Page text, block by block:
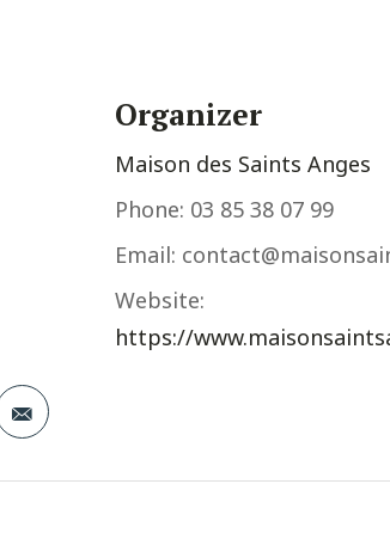
Organizer
Maison des Saints Anges
Phone: 03 85 38 07 99
Email:
Website:
https://